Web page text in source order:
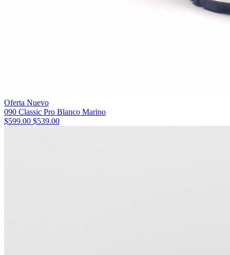
Oferta Nuevo
090 Classic Pro Blanco Marino
$599.00 $539.00